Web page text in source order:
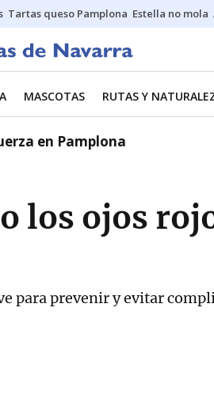
Tartas queso Pamplona Estella no mola
MASCOTAS RUTAS Y
en Pamplona
los ojos
para prevenir y evitar